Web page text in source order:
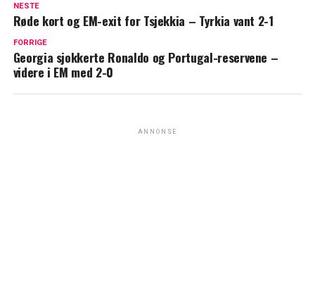
NESTE
Røde kort og EM-exit for Tsjekkia – Tyrkia vant 2-1
FORRIGE
Georgia sjokkerte Ronaldo og Portugal-reservene –
videre i EM med 2-0
ANNONSE